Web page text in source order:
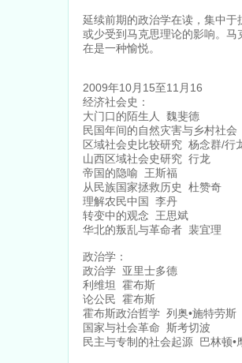
延续前期的政治学在读，集中
或少受到马克思理论的影响。
在是一种愉悦。
2009年10月15至11月16
经济社会史：
大门口的陌生人 魏斐德
民国年间的自然灾害与乡村社
区域社会史比较研究 杨念群/行
山西区域社会史研究 行龙
帝国的隐喻 王斯福
从民族国家拯救历史 杜赞奇
理解农民中国 李丹
转变中的观念 王思斌
华北的叛乱与革命者 裴宜理
政治学：
政治学 亚里士多德
利维坦 霍布斯
论公民 霍布斯
霍布斯政治哲学 列奥•施特劳斯
国家与社会革命 斯考切波
民主与专制的社会起源 巴林顿•